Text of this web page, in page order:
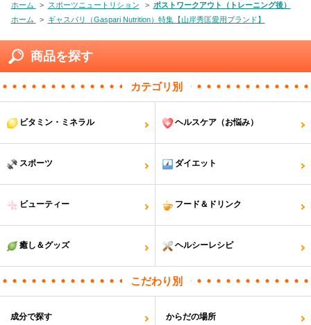
ホーム > スポーツニュートリション > ポストワークアウト（トレーニング後）
ホーム
> ギャスパリ（Gaspari Nutrition）特集【山岸秀匡愛用ブランド】
商品を探す
カテゴリ別
ビタミン・ミネラル ヘルスケア（お悩み）
スポーツ ダイエット
ビューティー フード＆ドリンク
癒し＆グッズ ヘルシーレシピ
こだわり別
成分で探す からだの場所